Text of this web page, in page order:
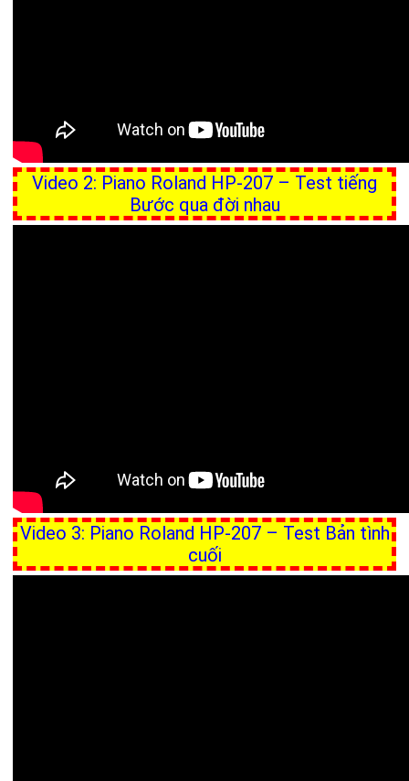
Video 2: Piano Roland HP-207 – Test tiếng
Bước qua đời nhau
Video 3: Piano Roland HP-207 – Test Bản tình
cuối